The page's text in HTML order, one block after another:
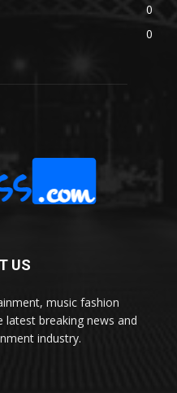
0
0
US
music fashion
latest breaking news and
industry.